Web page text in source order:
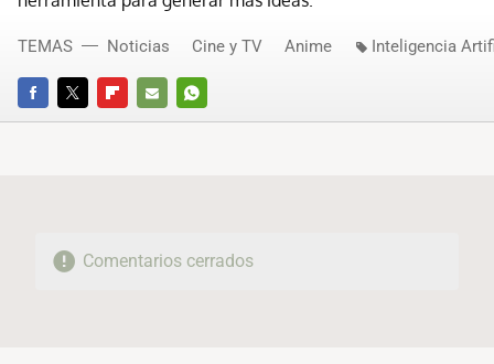
FACEBOOKTWITTERFLIPBOARD
E-
WHATSAPP
TEMAS Noticias Cine y TV Anime Inteligencia
Comentarios cerrados